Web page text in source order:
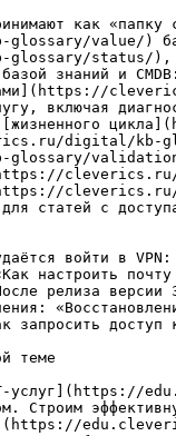
как
value/) базы
status/),
базой знаний и
включая
и [жизненного
digital/kb-
validation/)
статей с
войти в
настроить
релиза
запросить доступ
теме
услуг](https://
Строим